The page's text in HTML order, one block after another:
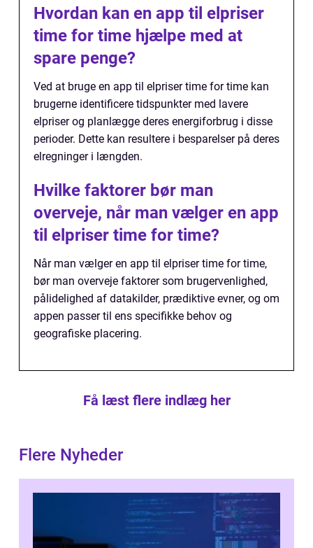
Hvordan kan en app til elpriser
time for time hjælpe med at
spare penge?
Ved at bruge en app til elpriser time for time kan
brugerne identificere tidspunkter med lavere
elpriser og planlægge deres energiforbrug i disse
perioder. Dette kan resultere i besparelser på deres
elregninger i længden.
Hvilke faktorer bør man
overveje, når man vælger en app
til elpriser time for time?
Når man vælger en app til elpriser time for time,
bør man overveje faktorer som brugervenlighed,
pålidelighed af datakilder, prædiktive evner, og om
appen passer til ens specifikke behov og
geografiske placering.
Få læst flere indlæg her
Flere Nyheder